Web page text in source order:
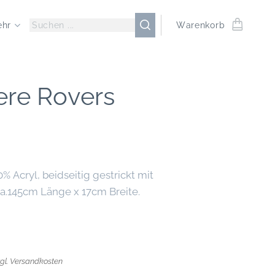
Warenkorb
Rovers
Acryl, beidseitig gestrickt mit
Länge x 17cm Breite.
Versandkosten